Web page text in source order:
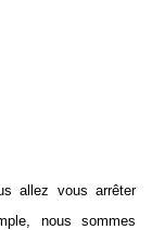
allez vous arrêter
nous sommes